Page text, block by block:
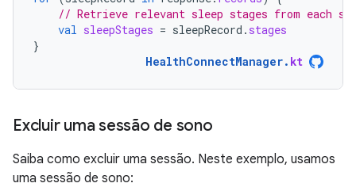
// Retrieve relevant sleep stages from each
val sleepStages = sleepRecord . stages
}
HealthConnectManager. kt
Excluir uma sessão de sono
Saiba como excluir uma sessão. Neste exemplo, usamos
uma sessão de sono: